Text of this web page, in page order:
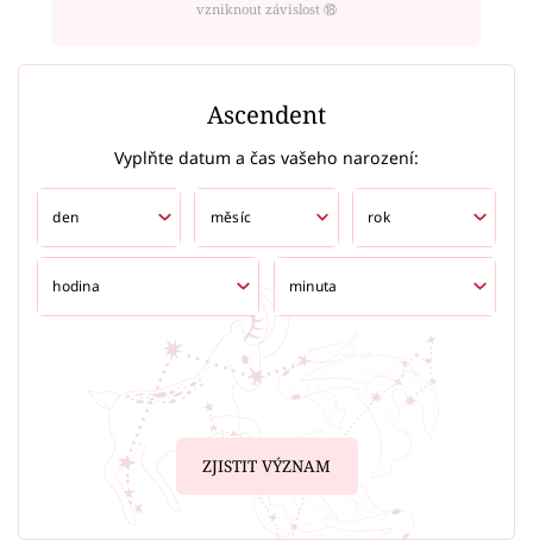
vzniknout závislost ⑱
Ascendent
Vyplňte datum a čas vašeho narození:
ZJISTIT VÝZNAM